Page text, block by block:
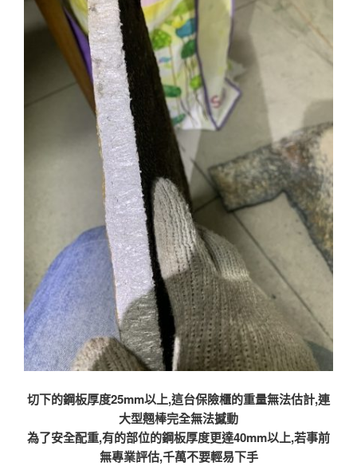
切下的鋼板厚度25mm以上,這台保險櫃的重量無法估計,連
大型翹棒完全無法撼動
為了安全配重,有的部位的鋼板厚度更達40mm以上,若事前
無專業評估,千萬不要輕易下手